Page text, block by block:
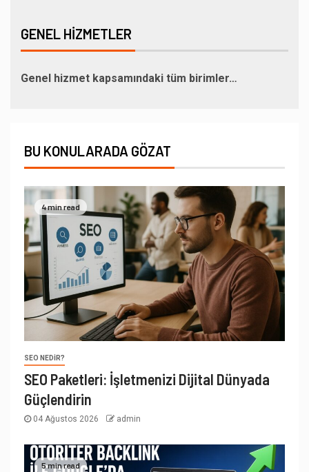
GENEL HIZMETLER
Genel hizmet kapsamındaki tüm birimler…
BU KONULARADA GÖZAT
4 min read
SEO NEDIR?
SEO Paketleri: İşletmenizi Dijital Dünyada
Güçlendirin
04 Ağustos 2026 admin
5 min read